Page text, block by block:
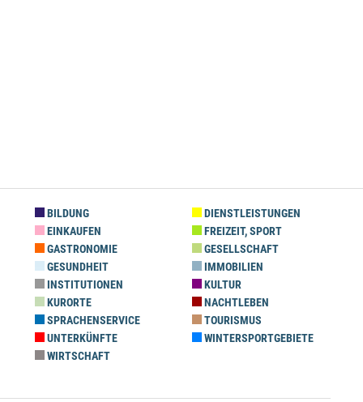
BILDUNG
DIENSTLEISTUNGEN
EINKAUFEN
FREIZEIT, SPORT
GASTRONOMIE
GESELLSCHAFT
GESUNDHEIT
IMMOBILIEN
INSTITUTIONEN
KULTUR
KURORTE
NACHTLEBEN
SPRACHENSERVICE
TOURISMUS
UNTERKÜNFTE
WINTERSPORTGEBIETE
WIRTSCHAFT